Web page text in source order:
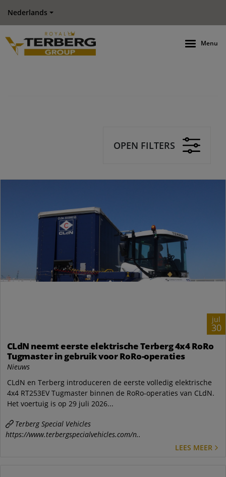
Nederlands
Menu
OPEN FILTERS
jul
30
CLdN neemt eerste elektrische Terberg 4x4 RoRo
Tugmaster in gebruik voor RoRo-operaties
Nieuws
CLdN en Terberg introduceren de eerste volledig elektrische
4x4 RT253EV Tugmaster binnen de RoRo-operaties van CLdN.
Het voertuig is op 29 juli 2026...
Terberg Special Vehicles
https://www.terbergspecialvehicles.com/n..
LEES MEER